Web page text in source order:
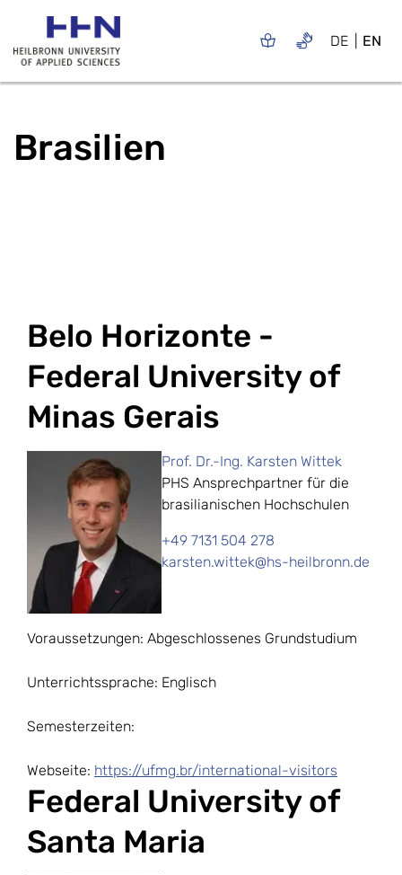
DE EN
Brasilien
Belo Horizonte -
Federal University of
Minas Gerais
Prof. Dr.-Ing. Karsten Wittek
PHS Ansprechpartner für die
brasilianischen Hochschulen
+49 7131 504 278
karsten.wittek@hs-heilbronn.de
Voraussetzungen: Abgeschlossenes Grundstudium
Unterrichtssprache: Englisch
Semesterzeiten:
Webseite: https://ufmg.br/international-visitors
Federal University of
Santa Maria